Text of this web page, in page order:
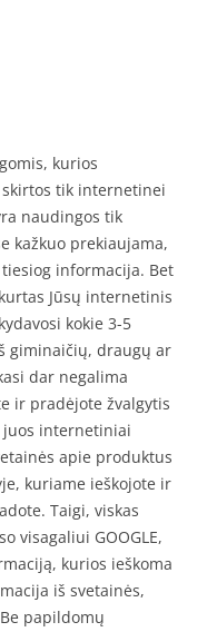
kurios
skirtos tik internetinei
naudingos tik
kažkuo prekiaujama,
informacija. Bet
Jūsų internetinis
kokie 3-5
giminaičių, draugų ar
dar negalima
ir pradėjote žvalgytis
juos internetiniai
apie produktus
kuriame ieškojote ir
Taigi, viskas
visagaliui GOOGLE,
kurios ieškoma
iš svetainės,
papildomų